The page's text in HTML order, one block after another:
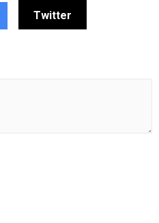
Twitter